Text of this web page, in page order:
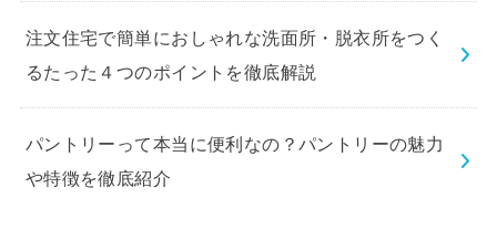
注文住宅で簡単におしゃれな洗面所・脱衣所をつく
るたった４つのポイントを徹底解説
パントリーって本当に便利なの？パントリーの魅力
や特徴を徹底紹介